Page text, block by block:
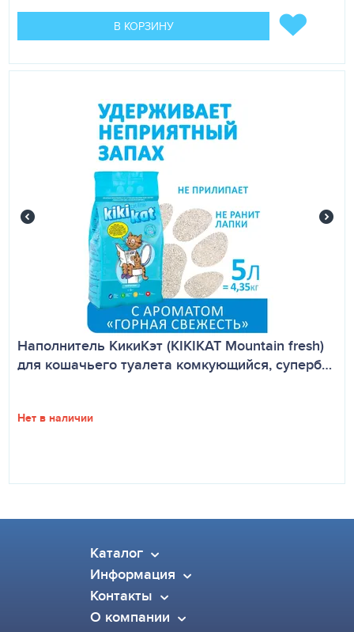
В КОРЗИНУ
Наполнитель КикиКэт (KIKIKAT Mountain fresh)
для кошачьего туалета комкующийся, суперб…
Нет в наличии
Каталог
Информация
Контакты
О компании